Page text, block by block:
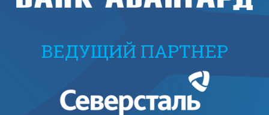
ВЕДУЩИЙ ПАРТНЕР